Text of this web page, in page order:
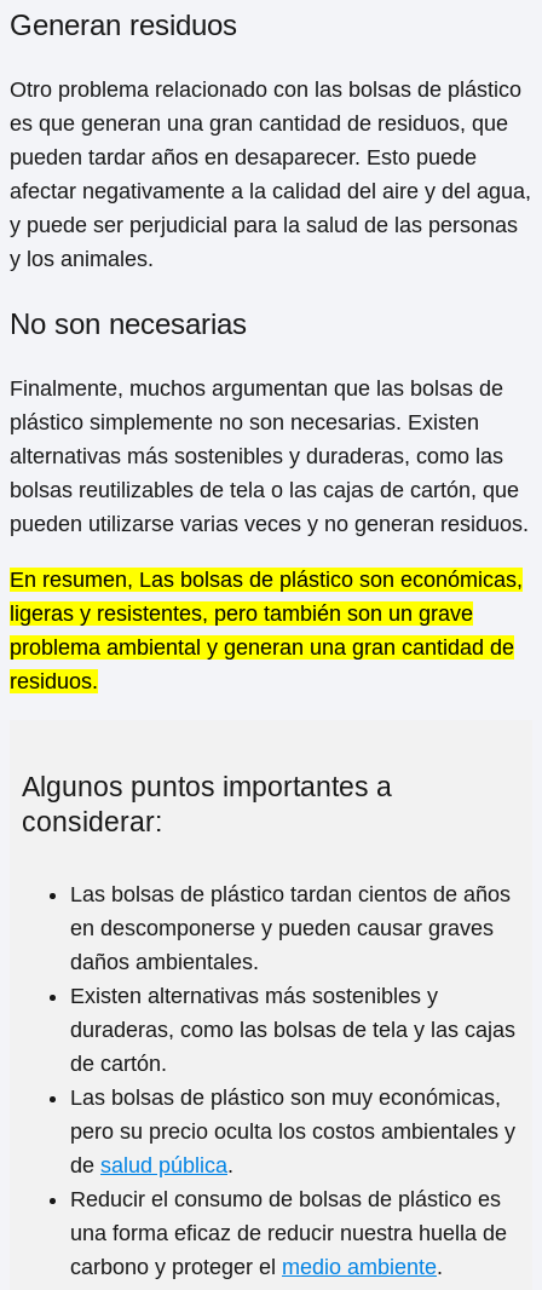
Generan residuos
Otro problema relacionado con las bolsas de plástico
es que generan una gran cantidad de residuos, que
pueden tardar años en desaparecer. Esto puede
afectar negativamente a la calidad del aire y del agua,
y puede ser perjudicial para la salud de las personas
y los animales.
No son necesarias
Finalmente, muchos argumentan que las bolsas de
plástico simplemente no son necesarias. Existen
alternativas más sostenibles y duraderas, como las
bolsas reutilizables de tela o las cajas de cartón, que
pueden utilizarse varias veces y no generan residuos.
En resumen, Las bolsas de plástico son económicas,
ligeras y resistentes, pero también son un grave
problema ambiental y generan una gran cantidad de
residuos.
Algunos puntos importantes a
considerar:
Las bolsas de plástico tardan cientos de años
en descomponerse y pueden causar graves
daños ambientales.
Existen alternativas más sostenibles y
duraderas, como las bolsas de tela y las cajas
de cartón.
Las bolsas de plástico son muy económicas,
pero su precio oculta los costos ambientales y
de salud pública.
Reducir el consumo de bolsas de plástico es
una forma eficaz de reducir nuestra huella de
carbono y proteger el medio ambiente.